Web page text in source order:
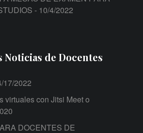
- 10/4/2022
Noticias de Docentes
17/2022
virtuales con Jitsi Meet o
DOCENTES DE